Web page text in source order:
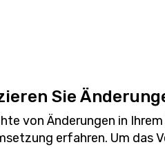
Sie
von Änderungen in
erfahren. Um das